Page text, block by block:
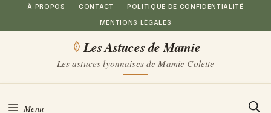
Aller
au
À PROPOS CONTACT POLITIQUE DE CONFIDENTIALITÉ
MENTIONS LÉGALES
Les Astuces de Mamie
Les astuces lyonnaises de Mamie Colette
Menu